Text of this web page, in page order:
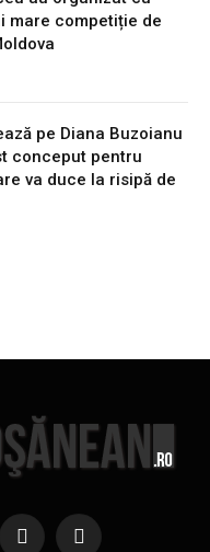
mare competiție de
pe Diana Buzoianu
conceput pentru
va duce la risipă de
YouTubeTikTok